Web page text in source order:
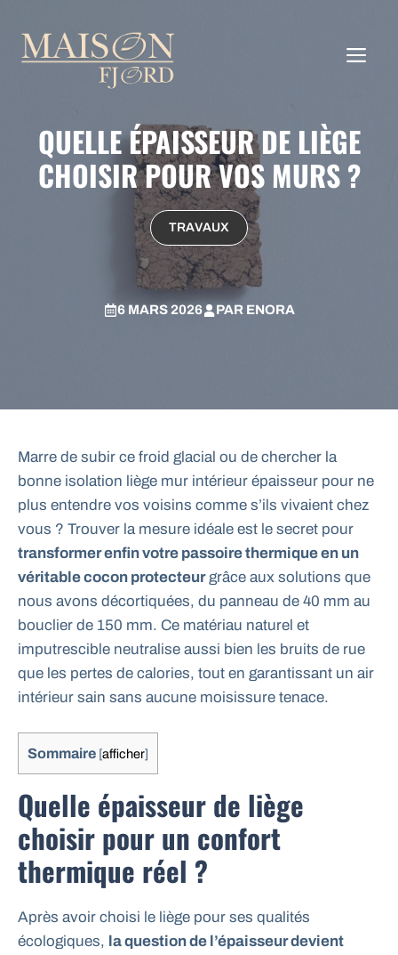
contenu
QUELLE ÉPAISSEUR DE LIÈGE
CHOISIR POUR VOS MURS ?
TRAVAUX
6 MARS 2026 PAR ENORA
Marre de subir ce froid glacial ou de chercher la
bonne isolation liège mur intérieur épaisseur pour ne
plus entendre vos voisins comme s’ils vivaient chez
vous ? Trouver la mesure idéale est le secret pour
transformer enfin votre passoire thermique en un
véritable cocon protecteurgrâce aux solutions que
nous avons décortiquées, du panneau de 40 mm au
bouclier de 150 mm. Ce matériau naturel et
imputrescible neutralise aussi bien les bruits de rue
que les pertes de calories, tout en garantissant un air
intérieur sain sans aucune moisissure tenace.
Sommaire [afficher]
Quelle épaisseur de liège
choisir pour un confort
thermique réel ?
Après avoir choisi le liège pour ses qualités
écologiques, la question de l’épaisseur devient